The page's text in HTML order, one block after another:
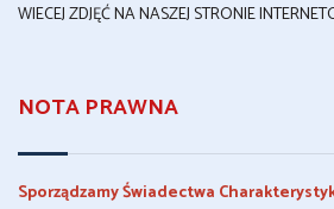
WIECEJ ZDJĘĆ NA NASZEJ STRONIE
NOTA PRAWNA
Sporządzamy Świadectwa